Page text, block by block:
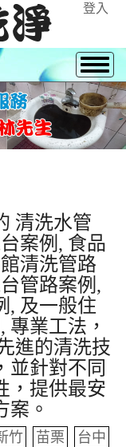
登入
清洗水管
案例, 食品
清洗管路
管路案例,
, 及一般住
專業工法，
進的清洗技
並針對不同
，提供最安
案。
竹 苗栗
台中